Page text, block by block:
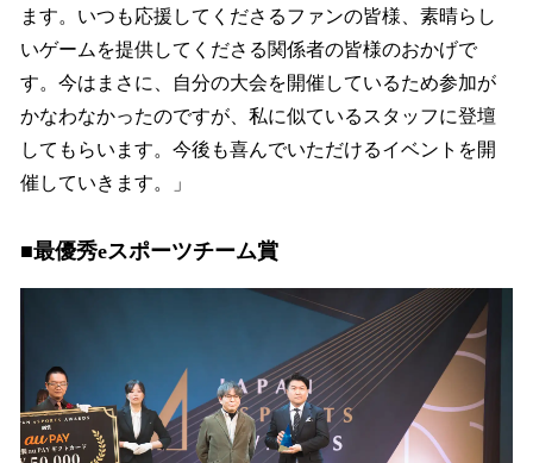
ます。いつも応援してくださるファンの皆様、素晴らし
いゲームを提供してくださる関係者の皆様のおかげで
す。今はまさに、自分の大会を開催しているため参加が
かなわなかったのですが、私に似ているスタッフに登壇
してもらいます。今後も喜んでいただけるイベントを開
催していきます。」
■最優秀eスポーツチーム賞